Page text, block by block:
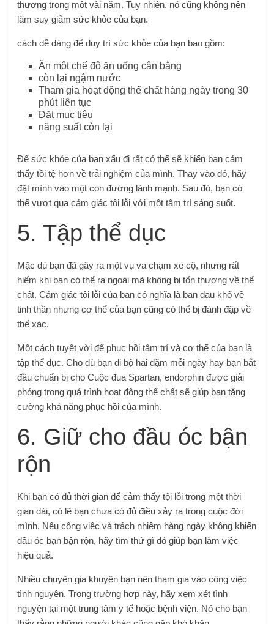
thương trong một vài năm. Tuy nhiên, nó cũng không nên
làm suy giảm sức khỏe của bạn.
cách dễ dàng đểduy trì sức khỏe của bạn bao gồm:
Ăn một chế độ ăn uống cân bằng
còn lại ngậm nước
Tham gia hoạt động thể chất hàng ngày trong 30
phút liên tục
Đặt mục tiêu
năng suất còn lại
Để sức khỏe của bạn xấu đi rất có thể sẽ khiến bạn cảm
thấy tồi tệ hơn về trải nghiệm của mình. Thay vào đó, hãy
đặt mình vào một con đường lành mạnh. Sau đó, bạn có
thể vượt qua cảm giác tội lỗi với một tâm trí sáng suốt.
5. Tập thể dục
Mặc dù bạn đã gây ra một vụ va chạm xe cộ, nhưng rất
hiếm khi bạn có thể ra ngoài mà không bị tổn thương về thể
chất. Cảm giác tội lỗi của bạn có nghĩa là bạn đau khổ về
tinh thần nhưng cơ thể của bạn cũng có thể bị đánh đập về
thể xác.
Một cách tuyệt vời để phục hồi tâm trí và cơ thể của bạn là
tập thể dục. Cho dù bạn đi bộ hai dặm mỗi ngày hay bạn bắt
đầu chuẩn bị cho Cuộc đua Spartan, endorphin được giải
phóng trong quá trình hoạt động thể chất sẽ giúp bạn tăng
cường khả năng phục hồi của mình.
6. Giữ cho đầu óc bận
rộn
Khi bạn có đủ thời gian để cảm thấy tội lỗi trong một thời
gian dài, có lẽ bạn chưa có đủ điều xảy ra trong cuộc đời
mình. Nếu công việc và trách nhiệm hàng ngày không khiến
đầu óc bạn bận rộn, hãy tìm thứ gì đó giúp bạn làm việc
hiệu quả.
Nhiều chuyên gia khuyên bạn nên tham gia vào công việc
tình nguyện. Trong trường hợp này, hãy xem xét tình
nguyện tại một trung tâm y tế hoặc bệnh viện. Nó cho bạn